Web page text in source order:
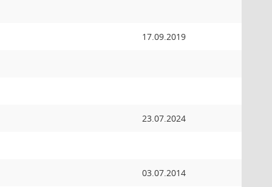
17.09.2019
23.07.2024
03.07.2014